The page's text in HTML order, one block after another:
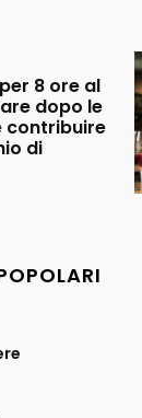
8 ore al
dopo le
contribuire
di